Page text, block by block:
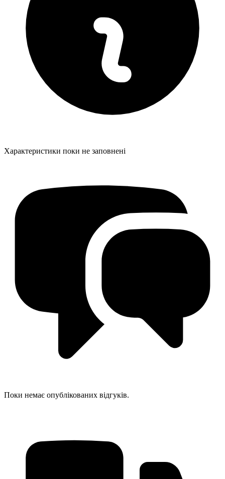
Характеристики поки не заповнені
Поки немає опублікованих відгуків.